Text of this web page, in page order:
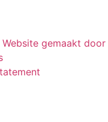
Website gemaakt door